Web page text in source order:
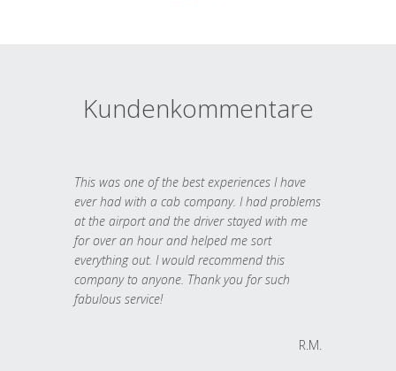
Kundenkommentare
This was one of the best experiences I have
ever had with a cab company. I had problems
at the airport and the driver stayed with me
for over an hour and helped me sort
everything out. I would recommend this
company to anyone. Thank you for such
fabulous service!
R.M.